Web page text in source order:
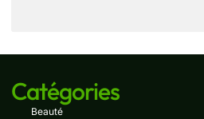
Catégories
Beauté